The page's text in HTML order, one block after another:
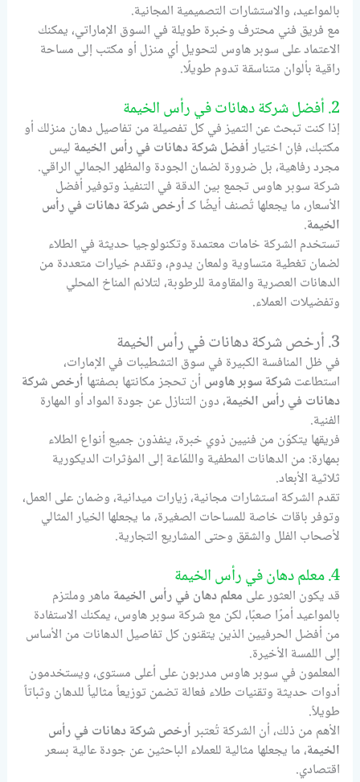
بالمواعيد، والاستشارات التصميمية المجانية.
مع فريق فني محترف وخبرة طويلة في السوق الإماراتي، يمكنك
الاعتماد على سوبر هاوس لتحويل أي منزل أو مكتب إلى مساحة
راقية بألوان متناسقة تدوم طويلًا.
2. أفضل شركة دهانات في رأس الخيمة
إذا كنت تبحث عن التميز في كل تفصيلة من تفاصيل دهان منزلك أو
مكتبك، فإن اختيارأفضل شركة دهانات في رأس الخيمة ليس
مجرد رفاهية، بل ضرورة لضمان الجودة والمظهر الجمالي الراقي.
شركة سوبر هاوس تجمع بين الدقة في التنفيذ وتوفير أفضل
الأسعار، ما يجعلها تُصنف أيضًا كـأرخص شركة دهانات في رأس
الخيمة.
تستخدم الشركة خامات معتمدة وتكنولوجيا حديثة في الطلاء
لضمان تغطية متساوية ولمعان يدوم، وتقدم خيارات متعددة من
الدهانات العصرية والمقاومة للرطوبة، لتلائم المناخ المحلي
وتفضيلات العملاء.
3. أرخص شركة دهانات في رأس الخيمة
في ظل المنافسة الكبيرة في سوق التشطيبات في الإمارات،
استطاعتشركة سوبر هاوس أن تحجز مكانتها بصفتها أرخص شركة
دهانات في رأس الخيمة، دون التنازل عن جودة المواد أو المهارة
الفنية.
فريقها يتكوّن من فنيين ذوي خبرة، ينفذون جميع أنواع الطلاء
بمهارة: من الدهانات المطفية واللمّاعة إلى المؤثرات الديكورية
ثلاثية الأبعاد.
تقدم الشركة استشارات مجانية، زيارات ميدانية، وضمان على العمل،
وتوفر باقات خاصة للمساحات الصغيرة، ما يجعلها الخيار المثالي
لأصحاب الفلل والشقق وحتى المشاريع التجارية.
4. معلم دهان في رأس الخيمة
قد يكون العثور على معلم دهان في رأس الخيمة ماهر وملتزم
بالمواعيد أمرًا صعبًا، لكن مع شركة سوبر هاوس، يمكنك الاستفادة
من أفضل الحرفيين الذين يتقنون كل تفاصيل الدهانات من الأساس
إلى اللمسة الأخيرة.
المعلمون في سوبر هاوس مدربون على أعلى مستوى، ويستخدمون
أدوات حديثة وتقنيات طلاء فعالة تضمن توزيعاً مثالياً للدهان وثباتاً
طويلاً.
الأهم من ذلك، أن الشركة تُعتبرأرخص شركة دهانات في رأس
الخيمة، ما يجعلها مثالية للعملاء الباحثين عن جودة عالية بسعر
اقتصادي.